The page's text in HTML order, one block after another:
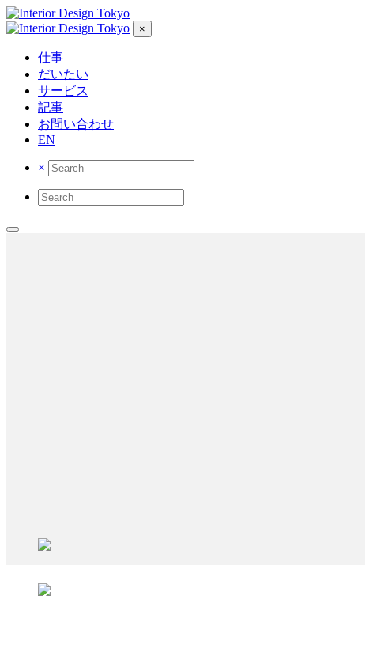
×
仕事
だいたい
サービス
記事
お問い合わせ
EN
×